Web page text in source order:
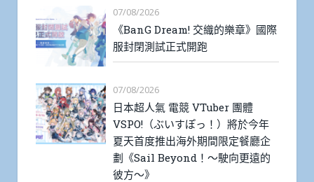
07/08/2026
《BanG Dream! 交織的樂章》國際
服封閉測試正式開跑
07/08/2026
日本超人氣 電競 VTuber 團體
VSPO!（ぶいすぽっ！）將於今年
夏天首度推出海外期間限定餐廳企
劃《Sail Beyond！～駛向更遠的
彼方～》